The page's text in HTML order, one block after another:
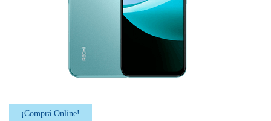
¡Comprá Online!